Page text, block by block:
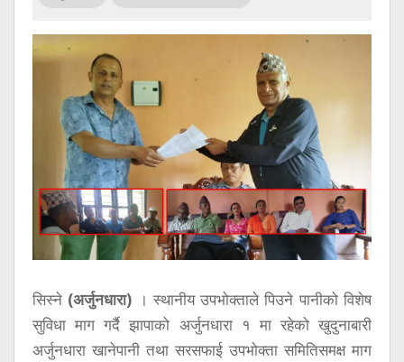
सिस्ने (अर्जुनधारा) । स्थानीय उपभोक्ताले पिउने पानीको विशेष
सुविधा माग गर्दै झापाको अर्जुनधारा १ मा रहेको खुदुनाबारी
अर्जुनधारा खानेपानी तथा सरसफाई उपभोक्ता समितिसमक्ष माग
सूचना
प्रविधि
अन्तर्वार्ता
अन्तर्राष्ट्रिय
स्वास्थ्य
विज्ञापन
Tech